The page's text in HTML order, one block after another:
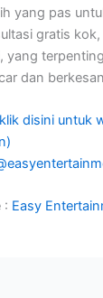
yang pas
gratis
yang
dan
disini untuk
: Easy